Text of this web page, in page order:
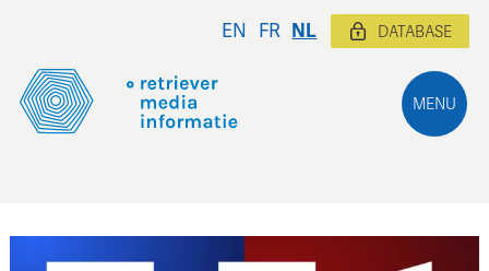
MENU
EN FR NL DATABASE